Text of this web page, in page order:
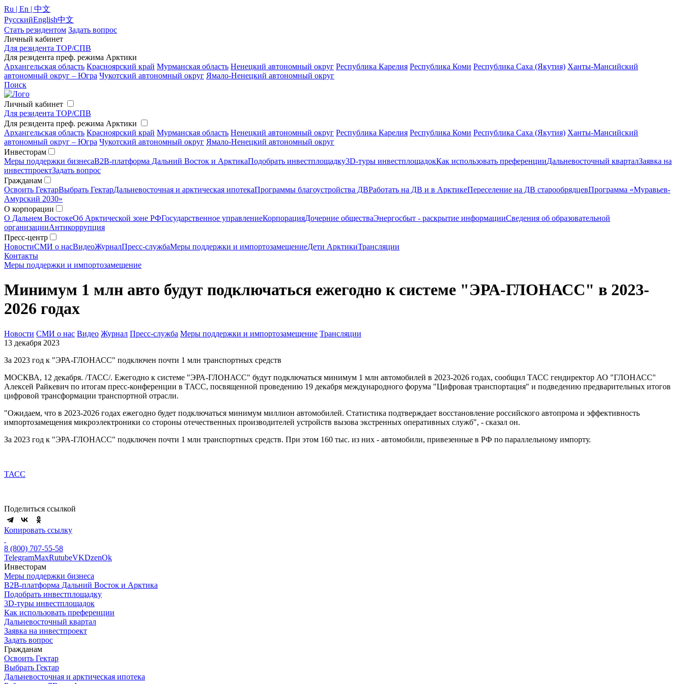
Ru | En | 中文
РусскийEnglish中文
Стать резидентом Задать вопрос
Личный кабинет
Для резидента ТОР/СПВ
Для резидента преф. режима Арктики
Архангельская область Красноярский край Мурманская область Ненецкий автономный округ Республика Карелия Республика Коми Республика Саха (Якутия) Ханты-Мансийский
автономный округ – Югра Чукотский автономный округ Ямало-Ненецкий автономный округ
Поиск
Личный кабинет
Для резидента ТОР/СПВ
Для резидента преф. режима Арктики
Архангельская область Красноярский край Мурманская область Ненецкий автономный округ Республика Карелия Республика Коми Республика Саха (Якутия) Ханты-Мансийский
автономный округ – Югра Чукотский автономный округ Ямало-Ненецкий автономный округ
Инвесторам
Меры поддержки бизнесаB2B-платформа Дальний Восток и АрктикаПодобрать инвестплощадку3D-туры инвестплощадокКак использовать преференцииДальневосточный кварталЗаявка на
инвестпроектЗадать вопрос
Гражданам
Освоить ГектарВыбрать ГектарДальневосточная и арктическая ипотекаПрограммы благоустройства ДВРаботать на ДВ и в АрктикеПереселение на ДВ старообрядцевПрограмма «Муравьев-
Амурский 2030»
О корпорации
О Дальнем ВостокеОб Арктической зоне РФГосударственное управлениеКорпорацияДочерние обществаЭнергосбыт - раскрытие информацииСведения об образовательной
организацииАнтикоррупция
Пресс-центр
НовостиСМИ о насВидеоЖурналПресс-службаМеры поддержки и импортозамещениеДети АрктикиТрансляции
Контакты
Меры поддержки и импортозамещение
Минимум 1 млн авто будут подключаться ежегодно к системе "ЭРА-ГЛОНАСС" в 2023-
2026 годах
Новости СМИ о нас Видео Журнал Пресс-служба Меры поддержки и импортозамещение Трансляции
13 декабря 2023
За 2023 год к "ЭРА-ГЛОНАСС" подключен почти 1 млн транспортных средств
МОСКВА, 12 декабря. /ТАСС/. Ежегодно к системе "ЭРА-ГЛОНАСС" будут подключаться минимум 1 млн автомобилей в 2023-2026 годах, сообщил ТАСС гендиректор АО "ГЛОНАСС"
Алексей Райкевич по итогам пресс-конференции в ТАСС, посвященной проведению 19 декабря международного форума "Цифровая транспортация" и подведению предварительных итогов
цифровой трансформации транспортной отрасли.
"Ожидаем, что в 2023-2026 годах ежегодно будет подключаться минимум миллион автомобилей. Статистика подтверждает восстановление российского автопрома и эффективность
импортозамещения микроэлектроники со стороны отечественных производителей устройств вызова экстренных оперативных служб", - сказал он.
За 2023 год к "ЭРА-ГЛОНАСС" подключен почти 1 млн транспортных средств. При этом 160 тыс. из них - автомобили, привезенные в РФ по параллельному импорту.
ТАСС
Поделиться ссылкой
Копировать ссылку
8 (800) 707-55-58
TelegramMaxRutubeVKDzenOk
Инвесторам
Меры поддержки бизнеса
B2B-платформа Дальний Восток и Арктика
Подобрать инвестплощадку
3D-туры инвестплощадок
Как использовать преференции
Дальневосточный квартал
Заявка на инвестпроект
Задать вопрос
Гражданам
Освоить Гектар
Выбрать Гектар
Дальневосточная и арктическая ипотека